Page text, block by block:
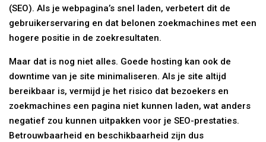
(SEO). Als je webpagina’s snel laden, verbetert dit de
gebruikerservaring en dat belonen zoekmachines met een
hogere positie in de zoekresultaten.
Maar dat is nog niet alles. Goede hosting kan ook de
downtime van je site minimaliseren. Als je site altijd
bereikbaar is, vermijd je het risico dat bezoekers en
zoekmachines een pagina niet kunnen laden, wat anders
negatief zou kunnen uitpakken voor je SEO-prestaties.
Betrouwbaarheid en beschikbaarheid zijn dus